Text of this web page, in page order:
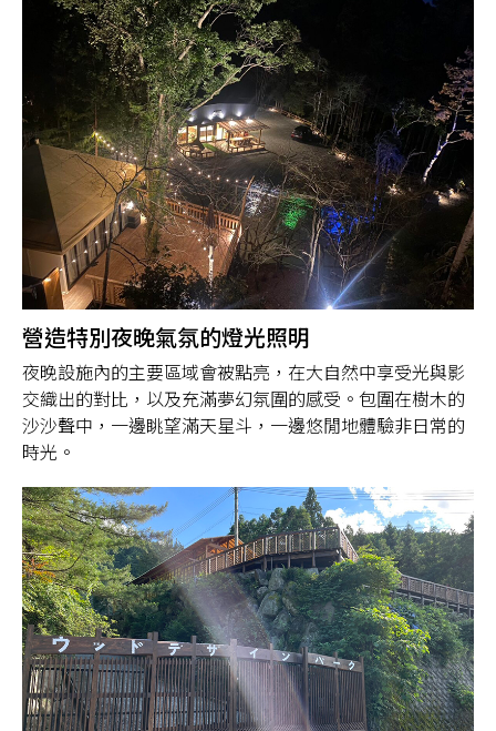
營造特別夜晚氣氛的燈光照明
夜晚設施內的主要區域會被點亮，在大自然中享受光與影
交織出的對比，以及充滿夢幻氛圍的感受。包圍在樹木的
沙沙聲中，一邊眺望滿天星斗，一邊悠閒地體驗非日常的
時光。